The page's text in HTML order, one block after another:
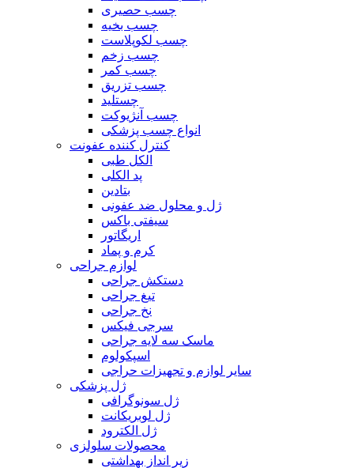
چسب حصیری
چسب بخیه
چسب لکوپلاست
چسب زخم
چسب کمر
چسب تزریق
چستلید
چسب آنژیوکت
انواع چسب پزشکی
کنترل کننده عفونت
الکل طبی
پد الکلی
بتادین
ژل و محلول ضد عفونی
سیفتی باکس
اریگاتور
کرم و پماد
لوازم جراحی
دستکش جراحی
تیغ جراحی
نخ جراحی
سرجی فیکس
ماسک سه لایه جراحی
اسپکولوم
سایر لوازم و تجهیزات حراجی
ژل پزشکی
ژل سونوگرافی
ژل لوبریکانت
ژل الکترود
محصولات سلولزی
زیر انداز بهداشتی